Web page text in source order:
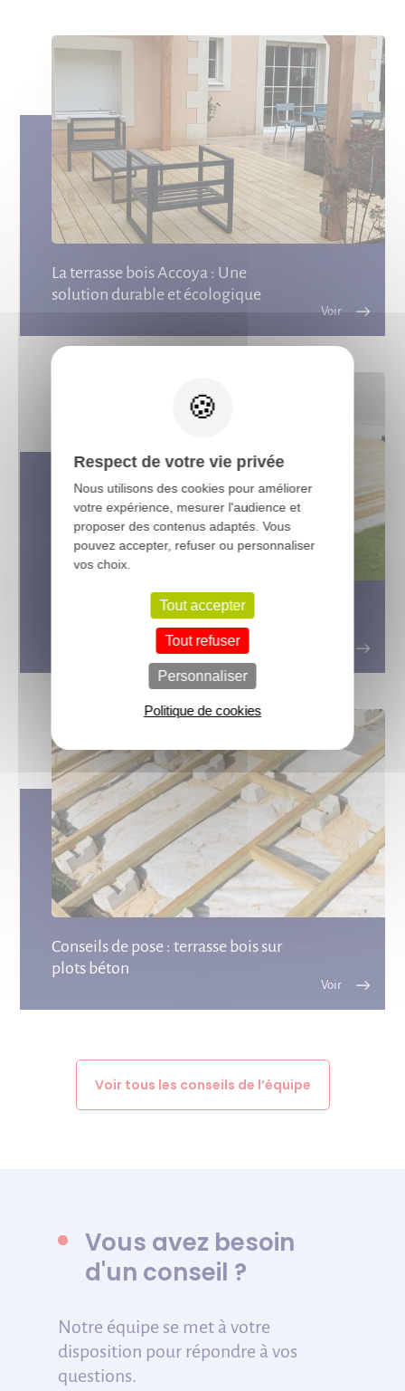
La terrasse bois Accoya : Une
solution durable et écologique
Choisir sa terrasse en bois : Guide
Conseils de pose : terrasse bois sur
plots béton
Voir tous les conseils de l’équipe
Vous avez besoin
d'un conseil ?
Notre équipe se met à votre
disposition pour répondre à vos
questions.
Respect de votre vie privée
Nous utilisons des cookies pour améliorer
votre expérience, mesurer l'audience et
proposer des contenus adaptés. Vous
pouvez accepter, refuser ou personnaliser
vos choix.
Tout accepter
Tout refuser
Personnaliser
Politique de cookies